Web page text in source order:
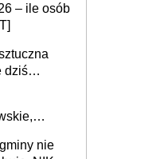
– ile osób
dziś
nie